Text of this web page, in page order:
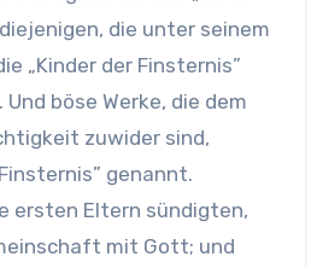
die unter seinem
„Kinder der Finsternis”
böse Werke, die dem
zuwider sind,
genannt.
ersten Eltern sündigten,
mit Gott; und